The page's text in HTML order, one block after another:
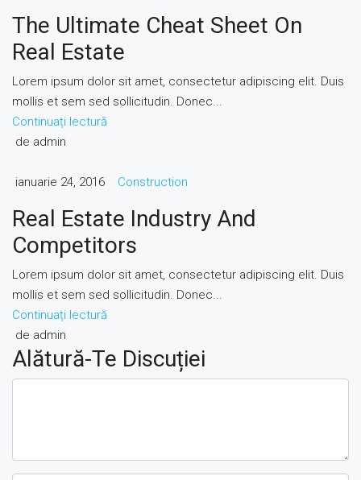
The Ultimate Cheat Sheet On
Real Estate
Lorem ipsum dolor sit amet, consectetur adipiscing elit. Duis
mollis et sem sed sollicitudin. Donec...
Continuați lectură
de admin
ianuarie 24, 2016 Construction
Real Estate Industry And
Competitors
Lorem ipsum dolor sit amet, consectetur adipiscing elit. Duis
mollis et sem sed sollicitudin. Donec...
Continuați lectură
de admin
Alătură-Te Discuției